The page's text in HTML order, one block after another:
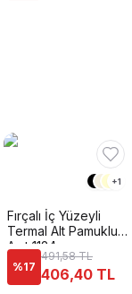
+1
Fırçalı İç Yüzeyli
Termal Alt Pamuklu
Anıt 1124
%17
491,58 TL
406,40 TL